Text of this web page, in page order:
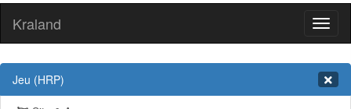
Kraland
Jeu (HRP)